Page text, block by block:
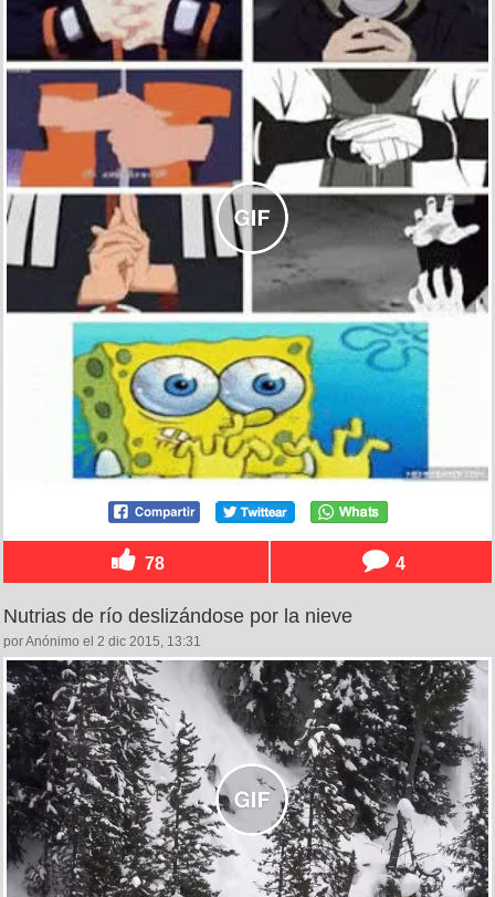
78 4
Nutrias de río deslizándose por la nieve
por Anónimo el 2 dic 2015, 13:31